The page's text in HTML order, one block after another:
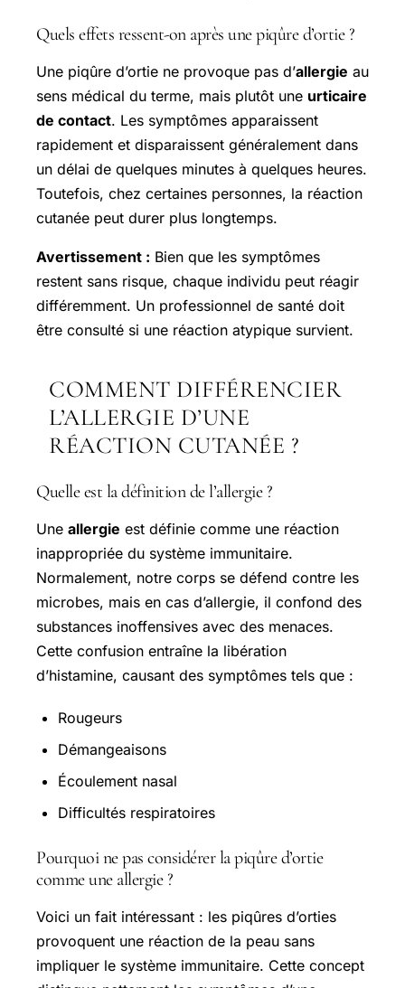
Quels effets ressent-on après une piqûre d’ortie ?
Une piqûre d’ortie ne provoque pas d’allergie au
sens médical du terme, mais plutôt une urticaire
de contact. Les symptômes apparaissent
rapidement et disparaissent généralement dans
un délai de quelques minutes à quelques heures.
Toutefois, chez certaines personnes, la réaction
cutanée peut durer plus longtemps.
Avertissement : Bien que les symptômes
restent sans risque, chaque individu peut réagir
différemment. Un professionnel de santé doit
être consulté si une réaction atypique survient.
COMMENT DIFFÉRENCIER
L’ALLERGIE D’UNE
RÉACTION CUTANÉE ?
Quelle est la définition de l’allergie ?
Une allergie est définie comme une réaction
inappropriée du système immunitaire.
Normalement, notre corps se défend contre les
microbes, mais en cas d’allergie, il confond des
substances inoffensives avec des menaces.
Cette confusion entraîne la libération
d’histamine, causant des symptômes tels que :
Rougeurs
Démangeaisons
Écoulement nasal
Difficultés respiratoires
Pourquoi ne pas considérer la piqûre d’ortie
comme une allergie ?
Voici un fait intéressant : les piqûres d’orties
provoquent une réaction de la peau sans
impliquer le système immunitaire. Cette concept